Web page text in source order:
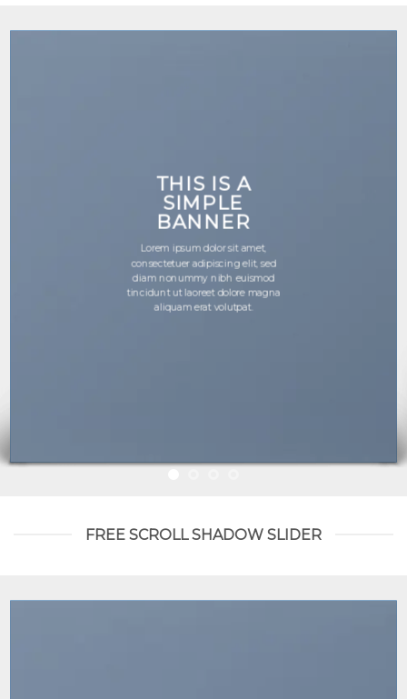
THIS IS A
SIMPLE
BANNER
Lorem ipsum dolor sit amet,
consectetuer adipiscing elit, sed
diam nonummy nibh euismod
tincidunt ut laoreet dolore magna
aliquam erat volutpat.
FREE SCROLL SHADOW SLIDER